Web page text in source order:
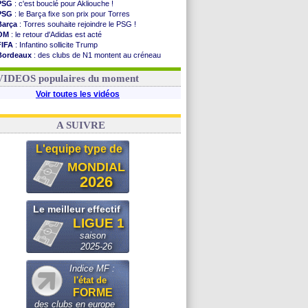
: c'est bouclé pour Akliouche !
: le Barça fixe son prix pour Torres
: Torres souhaite rejoindre le PSG !
: le retour d'Adidas est acté
: Infantino sollicite Trump
: des clubs de N1 montent au créneau
: le démenti de Leipzig pour Diomandé
populaires du moment
Voir toutes les vidéos
A SUIVRE
L'equipe type de
MONDIAL
2026
Le meilleur effectif
LIGUE 1
saison
2025-26
Indice MF :
l'état de
FORME
des clubs en europe